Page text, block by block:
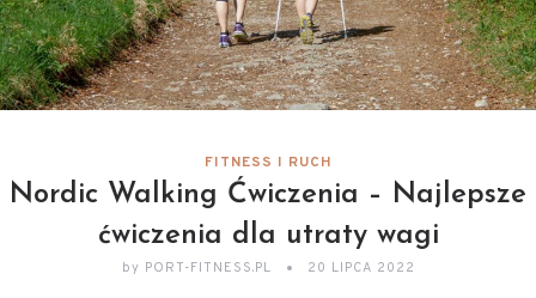
FITNESS I RUCH
Nordic Walking Ćwiczenia – Najlepsze
ćwiczenia dla utraty wagi
by PORT-FITNESS.PL 20 LIPCA 2022